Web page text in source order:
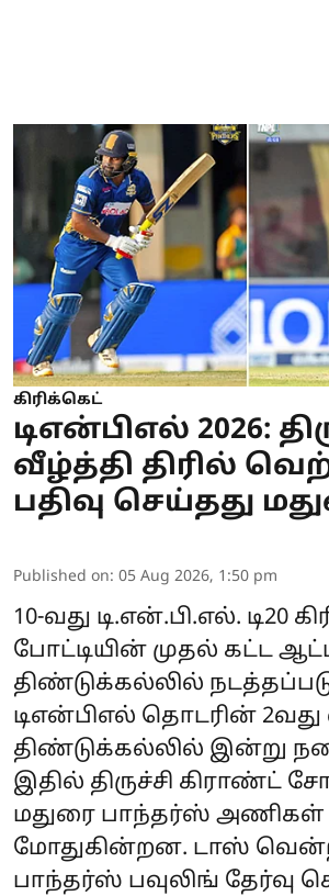
கிரிக்கெட்
டிஎன்பிஎல் 2026:
வீழ்த்தி திரில்
பதிவு செய்தது
Published on: 05 Aug 2026, 1:50 pm
10-வது டி.என்.பி.எல். டி20
போட்டியின் முதல் கட்ட
திண்டுக்கல்லில்
டிஎன்பிஎல் தொடரின்
திண்டுக்கல்லில் இன்று
இதில் திருச்சி கிராண்ட்
மதுரை பாந்தர்ஸ் அணிகள்
மோதுகின்றன. டாஸ்
பாந்தர்ஸ் பவுலிங் தேர்வு